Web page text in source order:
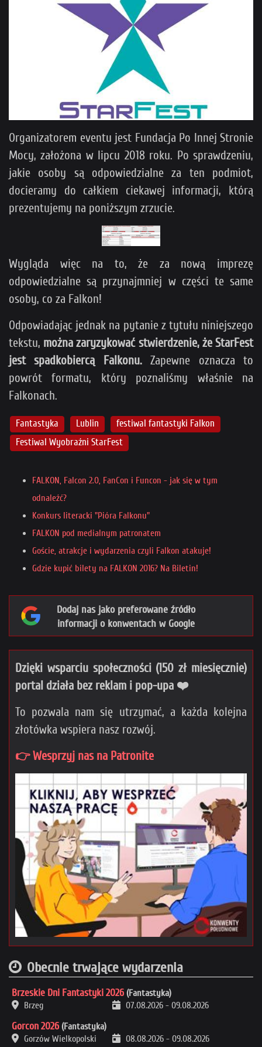
Organizatorem eventu jest Fundacja Po Innej Stronie
Mocy, założona w lipcu 2018 roku. Po sprawdzeniu,
jakie osoby są odpowiedzialne za ten podmiot,
docieramy do całkiem ciekawej informacji, którą
prezentujemy na poniższym zrzucie.
Wygląda więc na to, że za nową imprezę
odpowiedzialne są przynajmniej w części te same
osoby, co za Falkon!
Odpowiadając jednak na pytanie z tytułu niniejszego
tekstu, można zaryzykować stwierdzenie, że StarFest
jest spadkobiercą Falkonu.Zapewne oznacza to
powrót formatu, który poznaliśmy właśnie na
Falkonach.
Fantastyka Lublin
festiwal fantastyki Falkon
Festiwal Wyobraźni StarFest
FALKON, Falcon 2.0, FanCon i Funcon - jak się w tym
odnaleźć?
Konkurs literacki "Pióra Falkonu"
FALKON pod medialnym patronatem
Goście, atrakcje i wydarzenia czyli Falkon atakuje!
Gdzie kupić bilety na FALKON 2016? Na Biletin!
Dodaj nas jako preferowane źródło
informacji o konwentach w Google
Dzięki wsparciu społeczności (150 zł miesięcznie)
portal działa bez reklam i pop-upa ❤️
To pozwala nam się utrzymać, a każda kolejna
złotówka wspiera nasz rozwój.
👉 Wesprzyj nas na Patronite
Obecnie trwające wydarzenia
Brzeskie Dni Fantastyki 2026 (Fantastyka)
Brzeg
07.08.2026 - 09.08.2026
Gorcon 2026 (Fantastyka)
Gorzów Wielkopolski
08.08.2026 - 09.08.2026